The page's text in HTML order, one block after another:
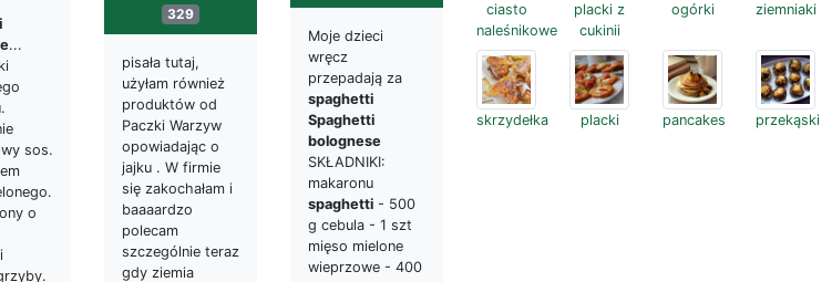
...
sos.
o
329
pisała tutaj,
użyłam również
produktów od
Paczki Warzyw
opowiadając o
jajku . W firmie
się zakochałam i
baaaardzo
polecam
szczególnie teraz
gdy ziemia
Moje dzieci
wręcz
przepadają za
spaghetti
Spaghetti
bolognese
SKŁADNIKI:
makaronu
spaghetti - 500
g cebula - 1 szt
mięso mielone
wieprzowe - 400
ciasto
naleśnikowe
placki z
cukinii
ogórki ziemniaki
skrzydełka placki pancakes przekąski